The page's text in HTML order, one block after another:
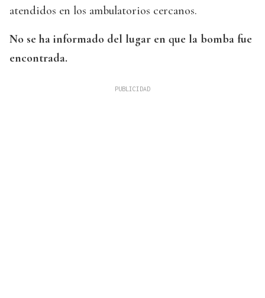
atendidos en los ambulatorios cercanos.
No se ha informado del lugar en que la bomba fue
encontrada.